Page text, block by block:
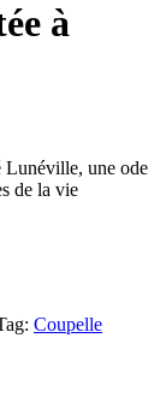
à
Lunéville, une ode
de la vie
Coupelle